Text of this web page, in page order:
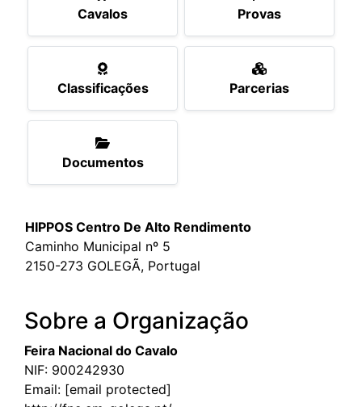
Cavalos Provas
Classificações Parcerias
Documentos
HIPPOS Centro De Alto Rendimento
Caminho Municipal nº 5
2150-273 GOLEGÃ, Portugal
Sobre a Organização
Feira Nacional do Cavalo
NIF: 900242930
Email: [email protected]